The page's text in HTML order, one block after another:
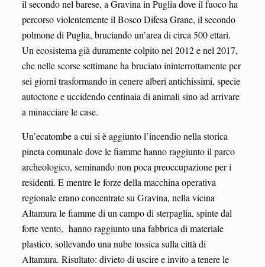
il secondo nel barese, a Gravina in Puglia dove il fuoco ha
percorso violentemente il Bosco Difesa Grane, il secondo
polmone di Puglia, bruciando un’area di circa 500 ettari.
Un ecosistema già duramente colpito nel 2012 e nel 2017,
che nelle scorse settimane ha bruciato ininterrottamente per
sei giorni trasformando in cenere alberi antichissimi, specie
autoctone e uccidendo centinaia di animali sino ad arrivare
a minacciare le case.
Un’ecatombe a cui si è aggiunto l’incendio nella storica
pineta comunale dove le fiamme hanno raggiunto il parco
archeologico, seminando non poca preoccupazione per i
residenti. E mentre le forze della macchina operativa
regionale erano concentrate su Gravina, nella vicina
Altamura le fiamme di un campo di sterpaglia, spinte dal
forte vento, hanno raggiunto una fabbrica di materiale
plastico, sollevando una nube tossica sulla città di
Altamura. Risultato: divieto di uscire e invito a tenere le